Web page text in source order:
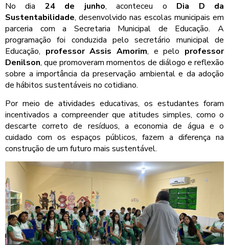
No dia 24 de junho, aconteceu o Dia D da
Sustentabilidade, desenvolvido nas escolas municipais em
parceria com a Secretaria Municipal de Educação. A
programação foi conduzida pelo secretário municipal de
Educação, professor Assis Amorim, e pelo professor
Denilson, que promoveram momentos de diálogo e reflexão
sobre a importância da preservação ambiental e da adoção
de hábitos sustentáveis no cotidiano.
Por meio de atividades educativas, os estudantes foram
incentivados a compreender que atitudes simples, como o
descarte correto de resíduos, a economia de água e o
cuidado com os espaços públicos, fazem a diferença na
construção de um futuro mais sustentável.